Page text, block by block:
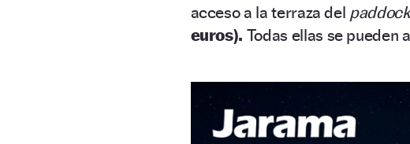
acceso a la terraza del
euros). Todas ellas se pueden